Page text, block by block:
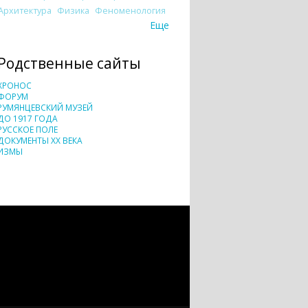
Физика Феноменология
Еще
сайты
МУЗЕЙ
1917 ГОДА
ПОЛЕ
XX ВЕКА